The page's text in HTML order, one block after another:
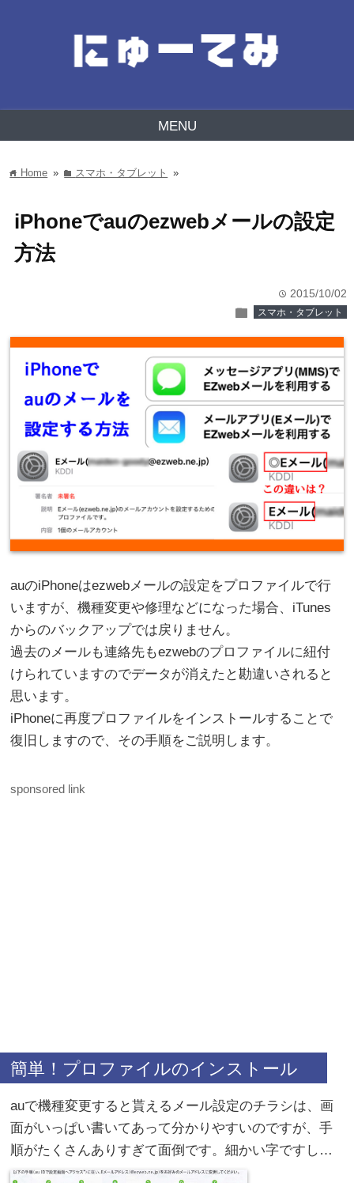
MENU
home Home » folder スマホ・タブレット »
iPhoneでauのezwebメールの設定
方法
time 2015/10/02
folder スマホ・タブレット
auのiPhoneはezwebメールの設定をプロファイルで行
いますが、機種変更や修理などになった場合、iTunes
からのバックアップでは戻りません。
過去のメールも連絡先もezwebのプロファイルに紐付
けられていますのでデータが消えたと勘違いされると
思います。
iPhoneに再度プロファイルをインストールすることで
復旧しますので、その手順をご説明します。
sponsored link
簡単！プロファイルのインストール
auで機種変更すると貰えるメール設定のチラシは、画
面がいっぱい書いてあって分かりやすいのですが、手
順がたくさんありすぎて面倒です。細かい字ですし…